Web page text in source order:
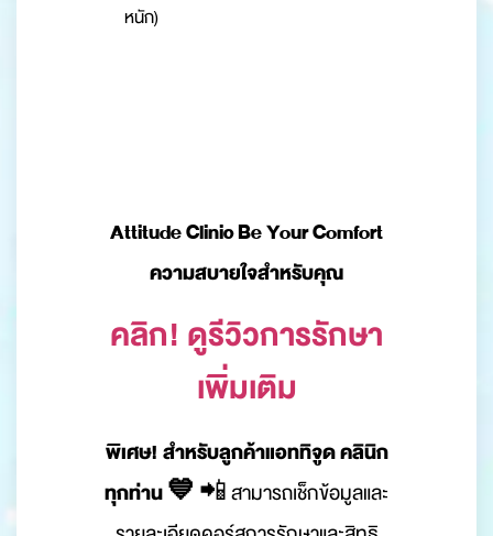
หนัก)
Attitude Clinic Be Your Comfort
ความสบายใจสำหรับคุณ
คลิก! ดูรีวิวการรักษา
เพิ่มเติม
พิเศษ! สำหรับลูกค้าแอททิจูด คลินิก
ทุกท่าน 💙 📲 สามารถเช็กข้อมูลและ